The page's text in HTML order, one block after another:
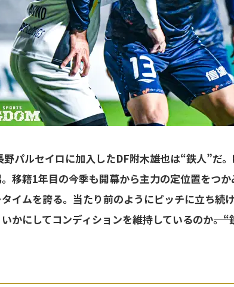
野パルセイロに加入したDF附木雄也は“鉄人”だ
移籍1年目の今季も開幕から主力の定位置をつ
イムを誇る。当たり前のようにピッチに立ち続
かにしてコンディションを維持しているのか――。“